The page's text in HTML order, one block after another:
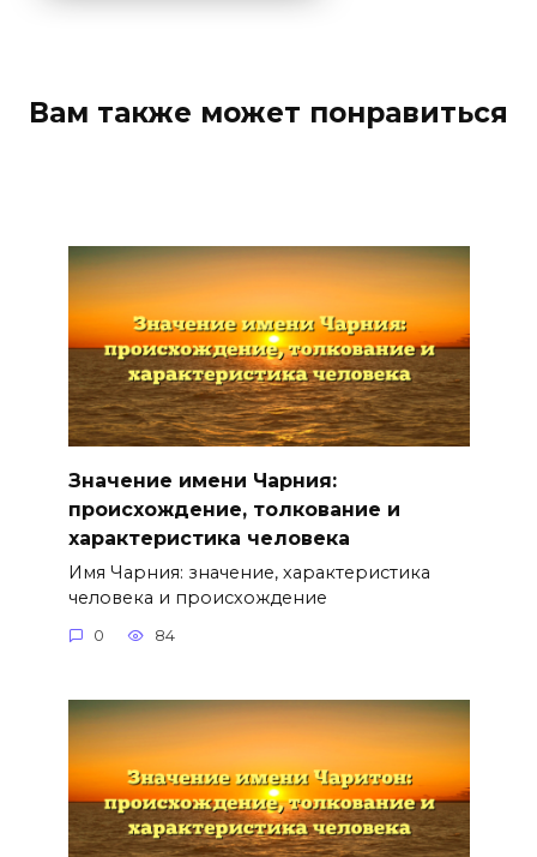
Вам также может понравиться
Значение имени Чарния:
происхождение, толкование и
характеристика человека
Имя Чарния: значение, характеристика
человека и происхождение
0 84